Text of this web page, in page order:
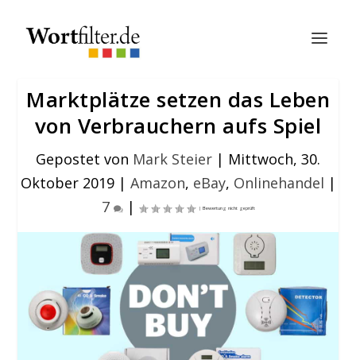
Marktplätze setzen das Leben
von Verbrauchern aufs Spiel
Gepostet von Mark Steier | Mittwoch, 30.
Oktober 2019| Amazon, eBay, Onlinehandel |
7
|